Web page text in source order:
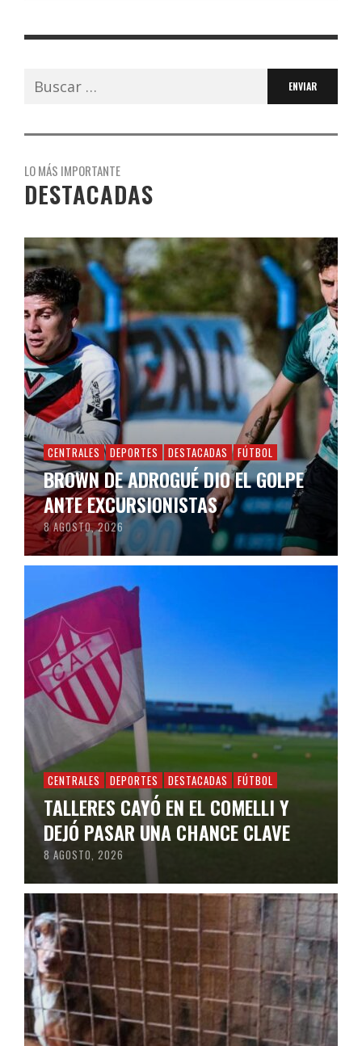
Buscar:
LO MÁS IMPORTANTE
DESTACADAS
CENTRALES DEPORTES DESTACADAS FÚTBOL
BROWN DE ADROGUÉ DIO EL GOLPE
ANTE EXCURSIONISTAS
8 AGOSTO, 2026
CENTRALES DEPORTES DESTACADAS FÚTBOL
TALLERES CAYÓ EN EL COMELLI Y
DEJÓ PASAR UNA CHANCE CLAVE
8 AGOSTO, 2026